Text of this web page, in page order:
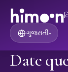
ગુજરાતી▾
Date